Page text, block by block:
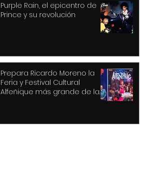
Purple Rain, el epicentro de
Prince y su revolución
Prepara Ricardo Moreno la
Feria y Festival Cultural
Alfeñique más grande de la